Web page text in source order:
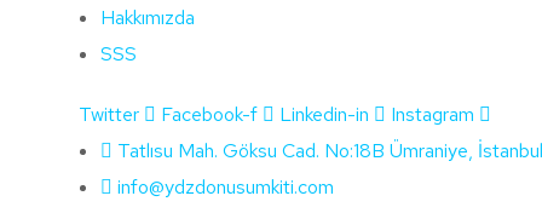
Hakkımızda
SSS
Twitter Facebook-f Linkedin-in
Instagram
Tatlısu Mah. Göksu Cad. No:18B Ümraniye, İstanbul
info@ydzdonusumkiti.com
Etiket:Denizli